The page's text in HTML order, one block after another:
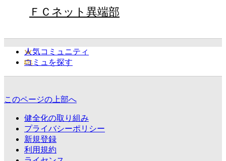
ＦＣネット異端部
人気コミュニティ
コミュを探す
このページの上部へ
健全化の取り組み
プライバシーポリシー
新規登録
利用規約